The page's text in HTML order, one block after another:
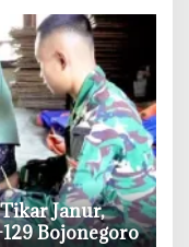
Janur,
Bojonegoro